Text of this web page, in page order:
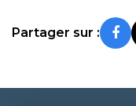
Partager sur :